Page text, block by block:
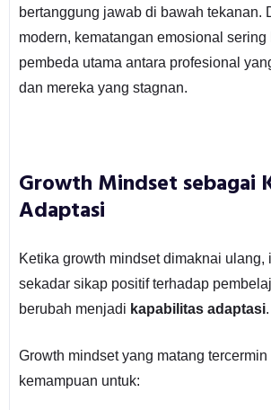
bertanggung jawab di bawah tekanan.
modern, kematangan emosional
pembeda utama antara profesional
dan mereka yang stagnan.
Growth Mindset sebagai
Adaptasi
Ketika growth mindset dimaknai ulang,
sekadar sikap positif terhadap
berubah menjadi kapabilitas adaptasi.
Growth mindset yang matang tercermin
kemampuan untuk: